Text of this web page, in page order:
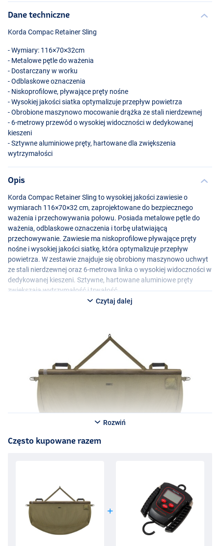
Dane techniczne
Korda Compac Retainer Sling
- Wymiary: 116×70×32cm
- Metalowe pętle do ważenia
- Dostarczany w worku
- Odblaskowe oznaczenia
- Niskoprofilowe, pływające pręty nośne
- Wysokiej jakości siatka optymalizuje przepływ powietrza
- Obrobione maszynowo mocowanie drążka ze stali nierdzewnej
- 6-metrowy przewód o wysokiej widoczności w dedykowanej
kieszeni
- Sztywne aluminiowe pręty, hartowane dla zwiększenia
wytrzymałości
Opis
Korda Compac Retainer Sling to wysokiej jakości zawiesie o
wymiarach 116×70×32 cm, zaprojektowane do bezpiecznego
ważenia i przechowywania połowu. Posiada metalowe pętle do
ważenia, odblaskowe oznaczenia i torbę ułatwiającą
przechowywanie. Zawiesie ma niskoprofilowe pływające pręty
nośne i wysokiej jakości siatkę, która optymalizuje przepływ
powietrza. W zestawie znajduje się obrobiony maszynowo uchwyt
ze stali nierdzewnej oraz 6-metrowa linka o wysokiej widoczności w
dedykowanej kieszeni. Sztywne, hartowane aluminiowe pręty
zwiększają wytrzymałość i trwałość.
Czytaj dalej
Rozwiń
Często kupowane razem